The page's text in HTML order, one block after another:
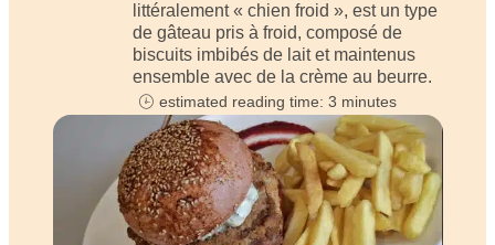
littéralement « chien froid », est un type
de gâteau pris à froid, composé de
biscuits imbibés de lait et maintenus
ensemble avec de la crème au beurre.
estimated reading time: 3 minutes